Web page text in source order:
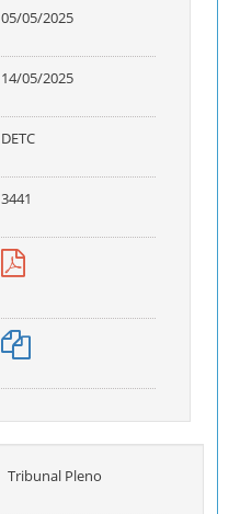
05/05/2025
14/05/2025
DETC
3441
Tribunal Pleno